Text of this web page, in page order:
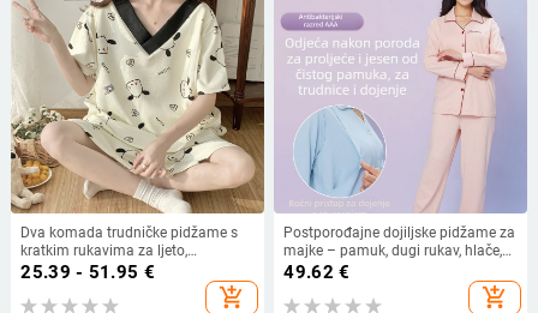
Dva komada trudničke pidžame s
kratkim rukavima za ljeto,
postporođenska pidžama za
25.39 - 51.95 €
add_shopping_cart
Postporođajne dojiljske pidžame za
majke – pamuk, dugi rukav, hlače,
95% pamuka
49.62 €
add_shopping_cart